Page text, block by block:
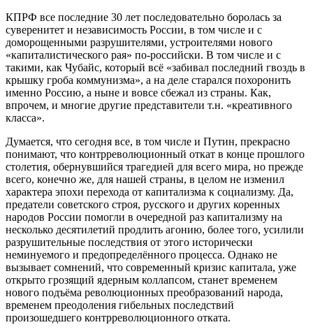
КПРФ все последние 30 лет последовательно боролась за
суверенитет и независимость России, в том числе и с
доморощенными разрушителями, устроителями нового
«капиталистического рая» по-российски. В том числе и с
такими, как Чубайс, который всё «забивал последний гвоздь в
крышку гроба коммунизма», а на деле старался похоронить
именно Россию, а ныне и вовсе сбежал из страны. Как,
впрочем, и многие другие представители т.н. «креативного
класса».
Думается, что сегодня все, в том числе и Путин, прекрасно
понимают, что контрреволюционный откат в конце прошлого
столетия, обернувшийся трагедией для всего мира, но прежде
всего, конечно же, для нашей страны, в целом не изменил
характера эпохи перехода от капитализма к социализму. Да,
предатели советского строя, русского и других коренных
народов России помогли в очередной раз капитализму на
несколько десятилетий продлить агонию, более того, усилили
разрушительные последствия от этого исторически
неминуемого и предопределённого процесса. Однако не
вызывает сомнений, что современный кризис капитала, уже
открыто грозящий ядерным коллапсом, станет временем
нового подъёма революционных преобразований народа,
временем преодоления гибельных последствий
произошедшего контрреволюционного отката.